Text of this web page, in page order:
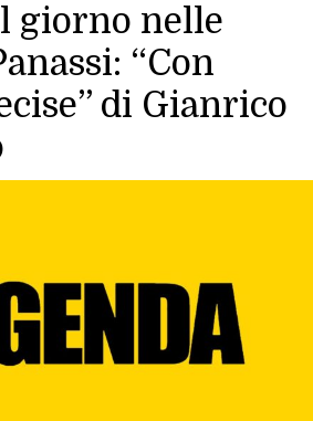
giorno nelle
“Con
di Gianrico